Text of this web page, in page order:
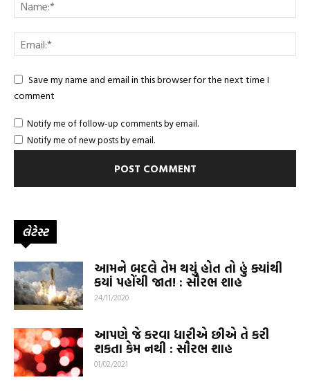
Save my name and email in this browser for the next time I
comment
Notify me of follow-up comments by email.
Notify me of new posts by email.
લેટેસ્ટ
આમને બદલે તેમ થયું હોત તો હું ક્યાંથી
કયાં પહોંચી જાત! : સૌરભ શાહ
24/11/2020
આપણે જે કરવા ધારીએ છીએ તે કરી
શકતા કેમ નથી : સૌરભ શાહ
01/02/2021